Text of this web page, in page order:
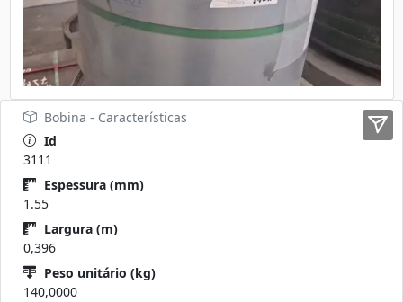
Bobina - Características
Id
3111
Espessura (mm)
1.55
Largura (m)
0,396
Peso unitário (kg)
140,0000